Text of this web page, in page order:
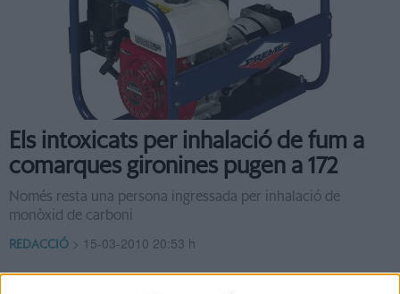
Els intoxicats per inhalació de fum a
comarques gironines pugen a 172
Només resta una persona ingressada per inhalació de
monòxid de carboni
REDACCIÓ > 15-03-2010 20:53 h